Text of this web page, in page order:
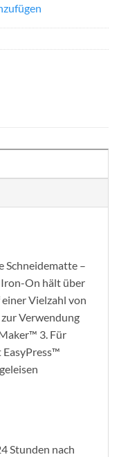
–
Iron-On hält über
Vielzahl von
Verwendung
3. Für
Stunden nach